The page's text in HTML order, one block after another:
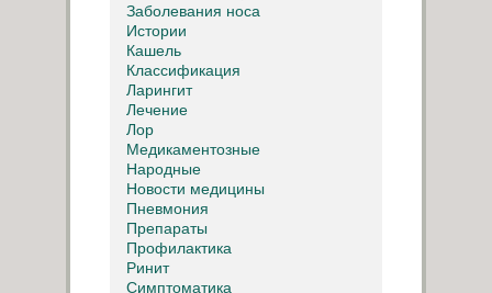
Заболевания носа
Истории
Кашель
Классификация
Ларингит
Лечение
Лор
Медикаментозные
Народные
Новости медицины
Пневмония
Препараты
Профилактика
Ринит
Симптоматика